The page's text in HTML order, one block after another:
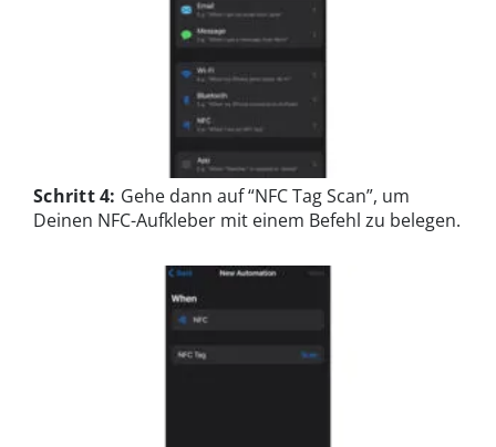
Schritt 4: Gehe dann auf “NFC Tag Scan”, um
Deinen NFC-Aufkleber mit einem Befehl zu belegen.